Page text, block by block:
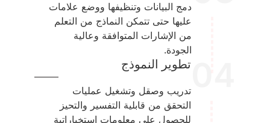
دمج البيانات وتنظيفها ووضع علامات
عليها حتى تتمكن النماذج من التعلم
من الإشارات المتوافقة وعالية
الجودة.
تطوير النموذج
تدريب وصقل وتشغيل عمليات
التحقق من قابلية التفسير والتحيز
للحصول على معلومات استخباراتية